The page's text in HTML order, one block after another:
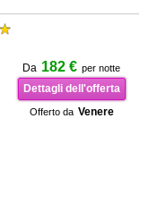
Da 182 € per notte
Dettagli dell'offerta
Offerto da Venere